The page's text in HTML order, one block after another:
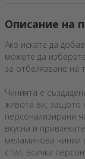
Описание на
Ако искате да
можете да
за отбелязване на
Чинията е
живота ви, защото
персонализирани
вкусна и
меламинови чинии
стил, всички